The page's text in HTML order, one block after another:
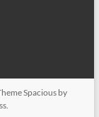
Spaciousby